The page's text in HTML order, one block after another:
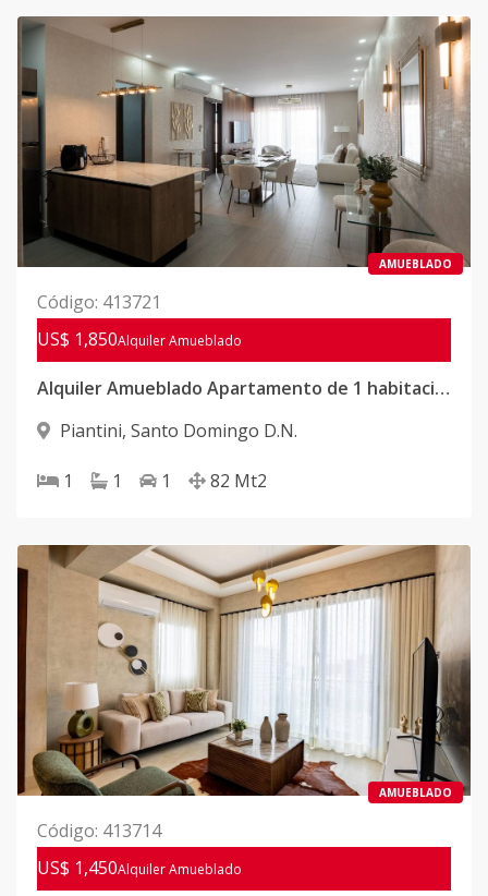
AMUEBLADO
Código: 413721
US$ 1,850AlquilerAmueblado
Alquiler Amueblado Apartamento de 1 habitación en Piantini
Piantini, Santo Domingo D.N.
1 1 1 82 Mt2
AMUEBLADO
Código: 413714
US$ 1,450AlquilerAmueblado